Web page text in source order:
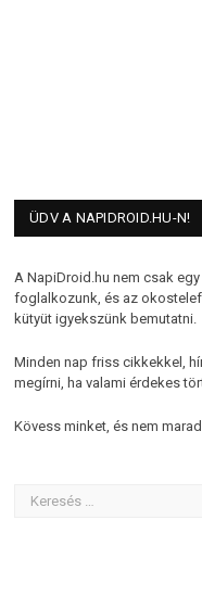
ÜDV A NAPIDROID.HU-N!
A NapiDroid.hu nem csak
foglalkozunk, és az
kütyüt igyekszünk bemutatni.
Minden nap friss cikkekkel,
megírni, ha valami érdekes
Kövess minket, és nem